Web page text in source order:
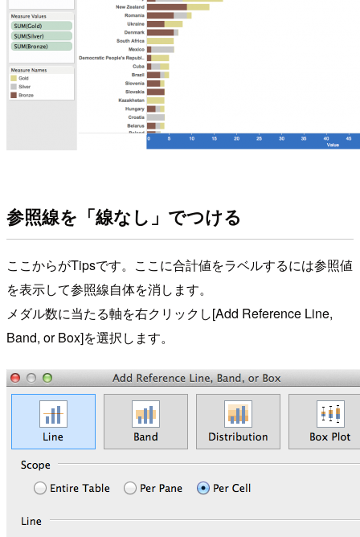
参照線を「線なし」でつける
ここからがTipsです。ここに合計値をラベルするには参照値
を表示して参照線自体を消します。
メダル数に当たる軸を右クリックし[Add Reference Line,
Band, or Box]を選択します。